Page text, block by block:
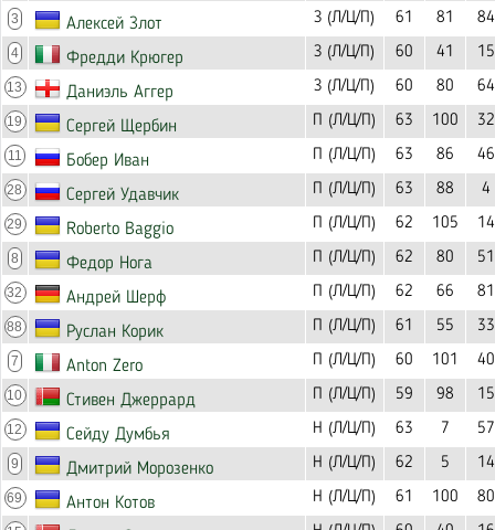
3 Алексей Злот З (Л/Ц/П) 61 81 84
4 Фредди Крюгер З (Л/Ц/П) 60 41 15
13 Даниэль Аггер З (Л/Ц/П) 60 80 64
19 Сергей Щербин П (Л/Ц/П) 63 100 32
11 Бобер Иван П (Л/Ц/П) 63 86 46
28 Сергей Удавчик П (Л/Ц/П) 63 88 4
29 Roberto Baggio П (Л/Ц/П) 62 105 14
8 Федор Нога П (Л/Ц/П) 62 80 51
32 Андрей Шерф П (Л/Ц/П) 62 66 81
88 Руслан Корик П (Л/Ц/П) 61 55 33
7 Anton Zero П (Л/Ц/П) 60 101 40
10 Стивен Джеррард П (Л/Ц/П) 59 98 15
12 Сейду Думбья Н (Л/Ц/П) 63 7 57
9 Дмитрий Морозенко Н (Л/Ц/П) 62 5 14
69 Антон Котов Н (Л/Ц/П) 61 100 80